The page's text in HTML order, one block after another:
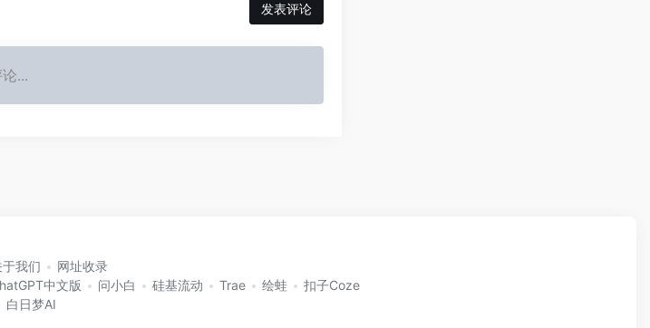
发表评论
...
于我们
网址收录
中文版
问小白 硅基流动 Trae 绘蛙
扣子Coze
白日梦AI